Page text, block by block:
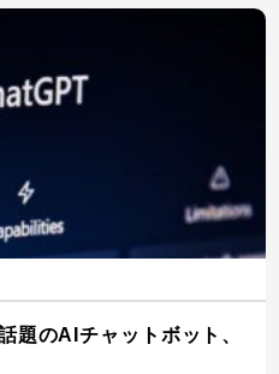
題のAIチャットボット、